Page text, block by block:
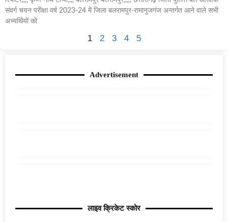
संवर्ग चयन परीक्षा वर्ष 2023-24 में जिला बलरामपुर-रामानुजगंज अन्तर्गत आने वाले सभी
अभ्यर्थियों को
1 2 3 4 5
Advertisement
लाइव क्रिकेट स्कोर